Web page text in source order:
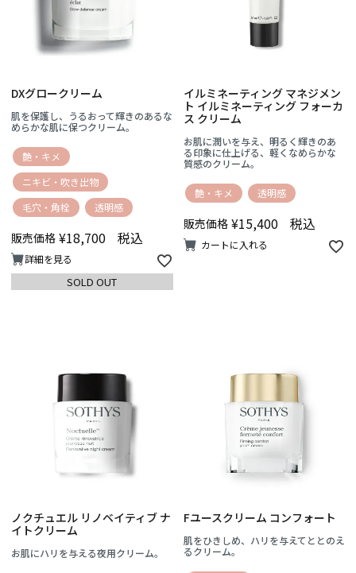
肌を保護し、うるおって輝きのあるな
めらかな肌に保つクリーム。
DXグロークリーム
艶・キメ
ニキビ・吹き出物
毛穴・角栓
透明感
販売価格 ¥18,700 税込
詳細を見る
SOLD OUT
お肌に潤いを与え、明るく輝きのあ
る印象に仕上げる、軽くなめらかな
質感のクリーム。
イルミネーティング マネジメン
ト イルミネーティング フォーカ
ス クリーム
艶・キメ 透明感
販売価格 ¥15,400 税込
カートに入れる
お肌にハリを与える夜用クリーム。
ノクチュエル リノベイティブ ナ
イトクリーム
肌をひきしめ、ハリを与えてととのえ
るクリーム。
Fユースクリーム コンフォート